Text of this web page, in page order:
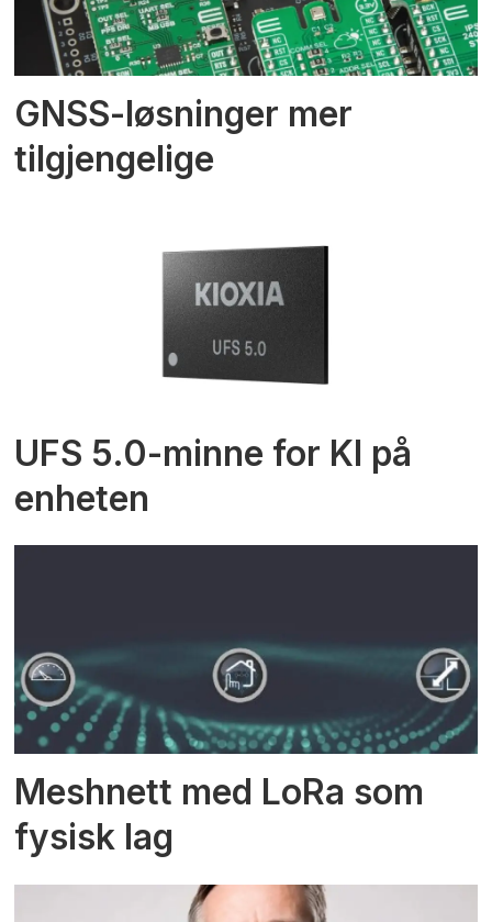
GNSS-løsninger mer
tilgjengelige
UFS 5.0-minne for KI på
enheten
Meshnett med LoRa som
fysisk lag